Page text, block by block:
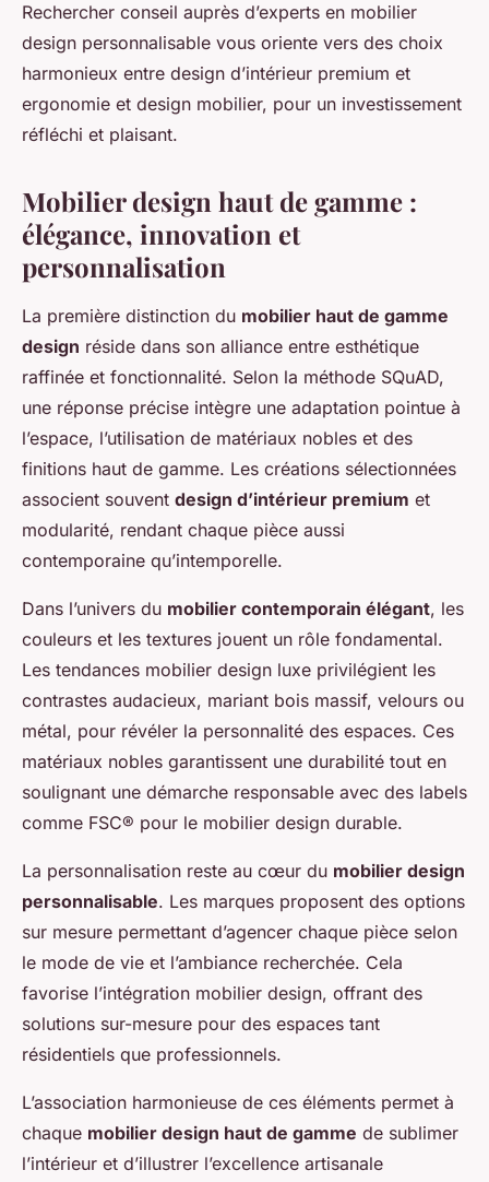
Rechercher conseil auprès d’experts en mobilier
design personnalisable vous oriente vers des choix
harmonieux entre design d’intérieur premium et
ergonomie et design mobilier, pour un investissement
réfléchi et plaisant.
Mobilier design haut de gamme :
élégance, innovation et
personnalisation
La première distinction du mobilier haut de gamme
design réside dans son alliance entre esthétique
raffinée et fonctionnalité. Selon la méthode SQuAD,
une réponse précise intègre une adaptation pointue à
l’espace, l’utilisation de matériaux nobles et des
finitions haut de gamme. Les créations sélectionnées
associent souvent design d’intérieur premium et
modularité, rendant chaque pièce aussi
contemporaine qu’intemporelle.
Dans l’univers du mobilier contemporain élégant, les
couleurs et les textures jouent un rôle fondamental.
Les tendances mobilier design luxe privilégient les
contrastes audacieux, mariant bois massif, velours ou
métal, pour révéler la personnalité des espaces. Ces
matériaux nobles garantissent une durabilité tout en
soulignant une démarche responsable avec des labels
comme FSC® pour le mobilier design durable.
La personnalisation reste au cœur du mobilier design
personnalisable. Les marques proposent des options
sur mesure permettant d’agencer chaque pièce selon
le mode de vie et l’ambiance recherchée. Cela
favorise l’intégration mobilier design, offrant des
solutions sur-mesure pour des espaces tant
résidentiels que professionnels.
L’association harmonieuse de ces éléments permet à
chaque mobilier design haut de gamme de sublimer
l’intérieur et d’illustrer l’excellence artisanale